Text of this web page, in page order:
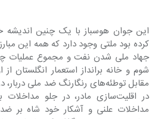
کرده بود ملتی وجود دارد که همه این
جهاد ملی شدن نفت و مجموع عملیات
شوم و خانه برانداز استعمار
مداخلات علنی و آشکار خود شاه بر